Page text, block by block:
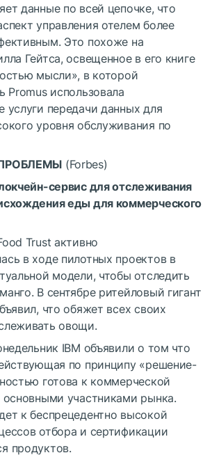
данные по всей цепочке, что
управления отелем более
Это похоже на
Гейтса, освещенное в его книге
мысли», в которой
Promus использовала
услуги передачи данных для
уровня обслуживания по
(Forbes)
сервис для отслеживания
еды для коммерческого
Trust активно
в ходе пилотных проектов в
модели, чтобы отследить
В сентябре ритейловый гигант
что обяжет всех своих
овощи.
IBM объявили о том что
по принципу «решение-
готова к коммерческой
основными участниками рынка.
к беспрецедентно высокой
отбора и сертификации
продуктов.